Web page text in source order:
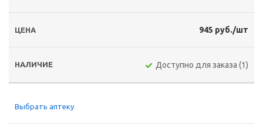
945 руб./шт
Доступно для заказа (1)
Выбрать аптеку